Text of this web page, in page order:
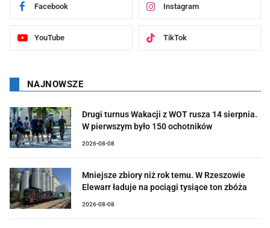
Facebook Instagram
YouTube TikTok
NAJNOWSZE
Drugi turnus Wakacji z WOT rusza 14 sierpnia.
W pierwszym było 150 ochotników
2026-08-08
Mniejsze zbiory niż rok temu. W Rzeszowie
Elewarr ładuje na pociągi tysiące ton zbóża
2026-08-08